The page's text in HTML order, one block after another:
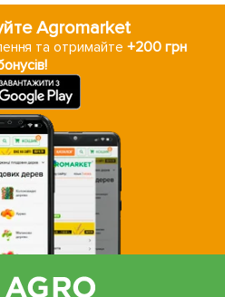
Agromarket
та отримайте+200 грн